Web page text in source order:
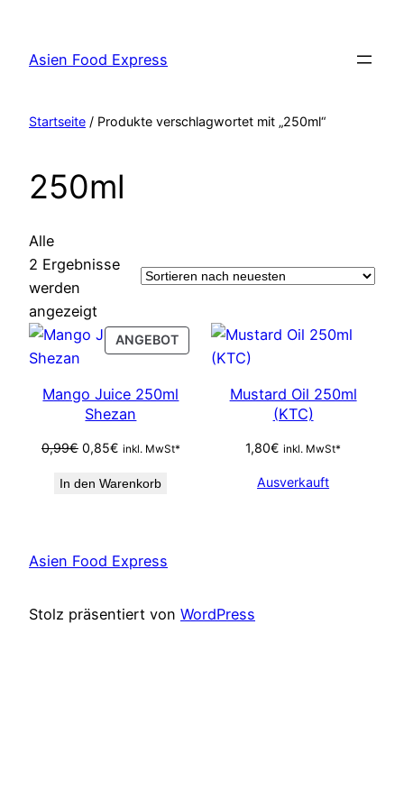
springen
Asien Food Express
Startseite / Produkte verschlagwortet mit „250ml“
250ml
Alle
2 Ergebnisse
werden
angezeigtNach
neuesten
sortiert
ANGEBOTPRODUCT
ON
Mango Juice 250ml
Shezan
0,99€ Ursprünglicher
war:
0,85€Aktueller
ist:
inkl. MwSt*
In den Warenkorb
Mustard Oil 250ml
(KTC)
1,80€ inkl. MwSt*
Ausverkauft
Asien Food Express
Stolz präsentiert von WordPress